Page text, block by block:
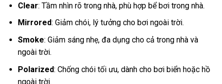
Clear: Tầm nhìn rõ trong nhà, phù hợp bể bơi trong nhà.
Mirrored: Giảm chói, lý tưởng cho bơi ngoài trời.
Smoke: Giảm sáng nhẹ, đa dụng cho cả trong nhà và
ngoài trời.
Polarized: Chống chói tối ưu, dành cho bơi biển hoặc hồ
ngoài trời.